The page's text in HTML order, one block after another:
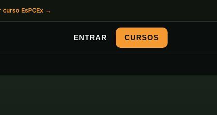
curso EsPCEx →
ENTRAR CURSOS